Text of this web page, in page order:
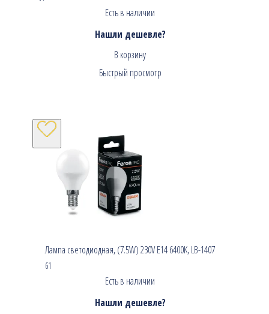
Есть в наличии
Нашли дешевле?
В корзину
Быстрый просмотр
Лампа светодиодная, (7.5W) 230V E14 6400K, LB-1407
61
Есть в наличии
Нашли дешевле?